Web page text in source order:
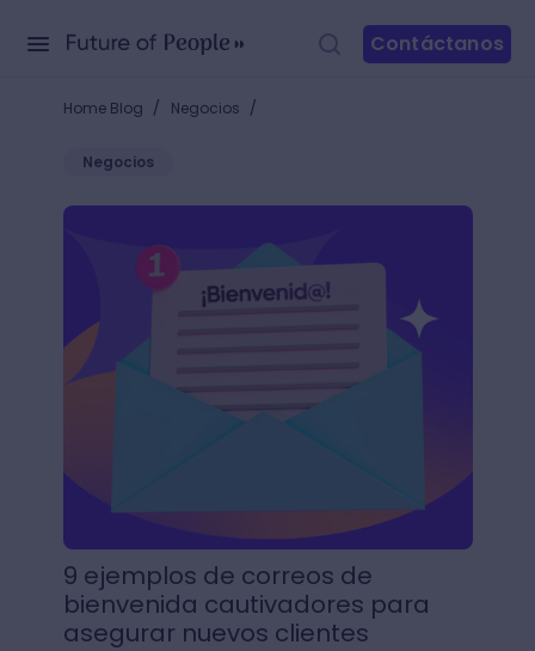
Contáctanos
Home Blog / Negocios /
Negocios
9 ejemplos de correos de bienvenida cautivadores
9 ejemplos de correos de
bienvenida cautivadores para
asegurar nuevos clientes